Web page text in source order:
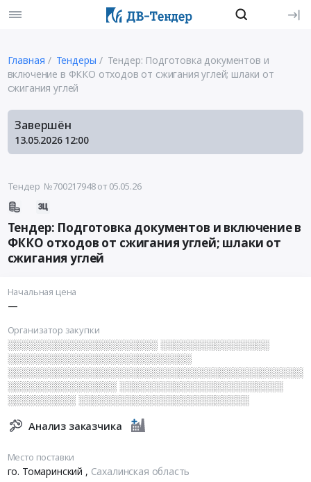
Главная Тендеры
Тендер: Подготовка документов и
включение в ФККО отходов от сжигания углей; шлаки от
сжигания углей
Завершён
13.05.2026 12:00
Тендер №700217948от 05.05.26
Тендер: Подготовка документов и включение в
ФККО отходов от сжигания углей; шлаки от
сжигания углей
Начальная цена
—
Организатор закупки
░░░░░░░░░░░░░░░░░░░░░░ ░░░░░░░░░░░░░░░░
░░░░░░░░░░░░░░░░░░░░░░░░░░░
░░░░░░░░░░░░░░░░ ░░░░░░░░░░░░░░░░░░░░░░░░
░░░░░░░░░░ ░░░░░░░░░░░░░░░░░░░░░░░░░
Анализ заказчика
Место поставки
го. Томаринский , Сахалинская область